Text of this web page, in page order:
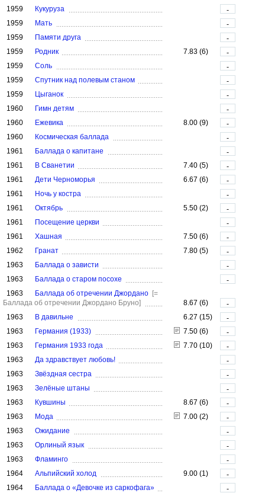
1959
Кукуруза
-
1959
Мать
-
1959
Памяти друга
-
1959
Родник 7.83 (6)
-
1959
Соль
-
1959
Спутник над полевым станом
-
1959
Цыганок
-
1960
Гимн детям
-
1960
Ежевика 8.00 (9)
-
1960
Космическая баллада
-
1961
Баллада о капитане
-
1961
В Сванетии 7.40 (5)
-
1961
Дети Черноморья 6.67 (6)
-
1961
Ночь у костра
-
1961
Октябрь 5.50 (2)
-
1961
Посещение церкви
-
1961
Хашная 7.50 (6)
-
1962
Гранат 7.80 (5)
-
1963
Баллада о зависти
-
1963
Баллада о старом посохе
-
1963
Баллада об отречении Джордано [=
Баллада об отречении Джордано Бруно]
8.67 (6)
-
1963
В давильне 6.27 (15)
-
1963
Германия (1933) 7.50 (6)
-
1963
Германия 1933 года 7.70 (10)
-
1963
Да здравствует любовь!
-
1963
Звёздная сестра
-
1963
Зелёные штаны
-
1963
Кувшины 8.67 (6)
-
1963
Мода 7.00 (2)
-
1963
Ожидание
-
1963
Орлиный язык
-
1963
Фламинго
-
1964
Альпийский холод 9.00 (1)
-
1964
Баллада о «Девочке из саркофага»
-